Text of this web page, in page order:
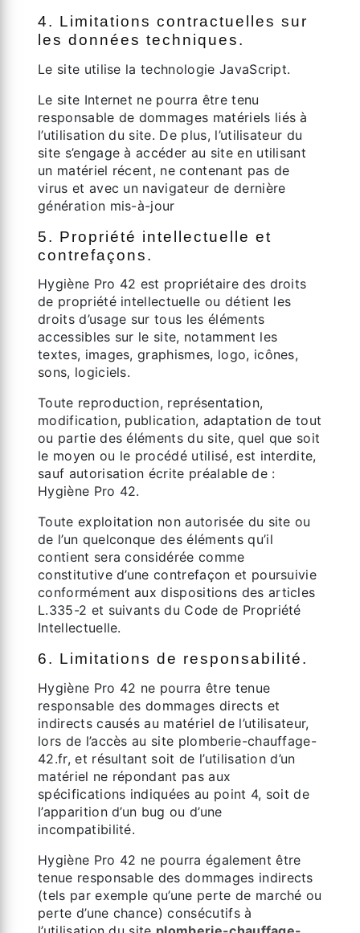
4. Limitations contractuelles sur
les données techniques.
Le site utilise la technologie JavaScript.
Le site Internet ne pourra être tenu
responsable de dommages matériels liés à
l’utilisation du site. De plus, l’utilisateur du
site s’engage à accéder au site en utilisant
un matériel récent, ne contenant pas de
virus et avec un navigateur de dernière
génération mis-à-jour
5. Propriété intellectuelle et
contrefaçons.
Hygiène Pro 42 est propriétaire des droits
de propriété intellectuelle ou détient les
droits d’usage sur tous les éléments
accessibles sur le site, notamment les
textes, images, graphismes, logo, icônes,
sons, logiciels.
Toute reproduction, représentation,
modification, publication, adaptation de tout
ou partie des éléments du site, quel que soit
le moyen ou le procédé utilisé, est interdite,
sauf autorisation écrite préalable de :
Hygiène Pro 42.
Toute exploitation non autorisée du site ou
de l’un quelconque des éléments qu’il
contient sera considérée comme
constitutive d’une contrefaçon et poursuivie
conformément aux dispositions des articles
L.335-2 et suivants du Code de Propriété
Intellectuelle.
6. Limitations de responsabilité.
Hygiène Pro 42 ne pourra être tenue
responsable des dommages directs et
indirects causés au matériel de l’utilisateur,
lors de l’accès au site plomberie-chauffage-
42.fr, et résultant soit de l’utilisation d’un
matériel ne répondant pas aux
spécifications indiquées au point 4, soit de
l’apparition d’un bug ou d’une
incompatibilité.
Hygiène Pro 42 ne pourra également être
tenue responsable des dommages indirects
(tels par exemple qu’une perte de marché ou
perte d’une chance) consécutifs à